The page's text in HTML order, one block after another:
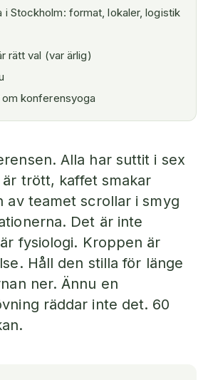
i Stockholm: format, lokaler, logistik
rätt val (var ärlig)
konferensyoga
Alla har suttit i sex
trött, kaffet smakar
av teamet scrollar i smyg
Det är inte
fysiologi. Kroppen är
Håll den stilla för länge
ner. Ännu en
räddar inte det. 60